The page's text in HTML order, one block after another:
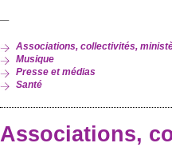
Associations, collectivités,
Musique
Presse et médias
Santé
Associations,